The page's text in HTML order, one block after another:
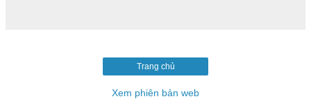
Trang chủ
Xem phiên bản web